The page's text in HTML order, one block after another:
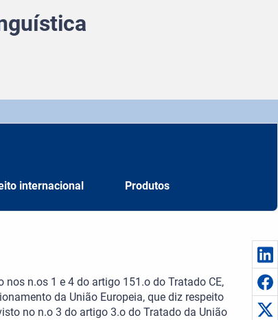
internacional Produtos
n.os 1 e 4 do artigo 151.o do Tratado CE,
da União Europeia, que diz respeito
no n.o 3 do artigo 3.o do Tratado da União